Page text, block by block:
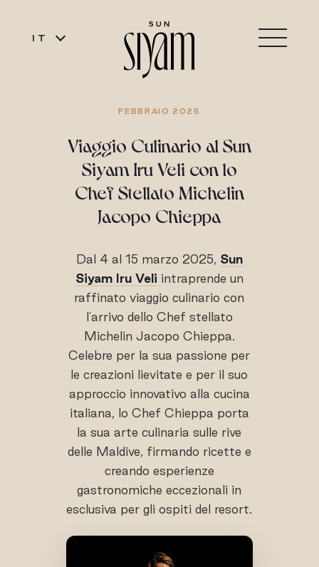
IT
FEBBRAIO 2025
Viaggio Culinario al Sun
Siyam Iru Veli con lo
Chef Stellato Michelin
Jacopo Chieppa
Dal 4 al 15 marzo 2025, Sun
Siyam Iru Veli intraprende un
raffinato viaggio culinario con
l'arrivo dello Chef stellato
Michelin Jacopo Chieppa.
Celebre per la sua passione per
le creazioni lievitate e per il suo
approccio innovativo alla cucina
italiana, lo Chef Chieppa porta
la sua arte culinaria sulle rive
delle Maldive, firmando ricette e
creando esperienze
gastronomiche eccezionali in
esclusiva per gli ospiti del resort.